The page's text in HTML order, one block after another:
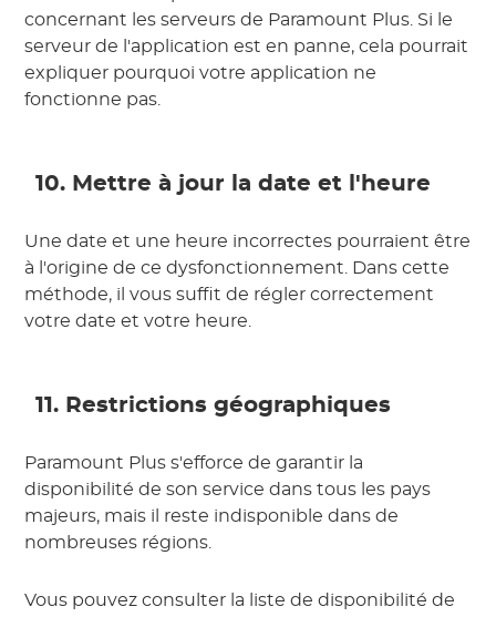
concernant les serveurs de Paramount Plus. Si le
serveur de l'application est en panne, cela pourrait
expliquer pourquoi votre application ne
fonctionne pas.
10. Mettre à jour la date et l'heure
Une date et une heure incorrectes pourraient être
à l'origine de ce dysfonctionnement. Dans cette
méthode, il vous suffit de régler correctement
votre date et votre heure.
11. Restrictions géographiques
Paramount Plus s'efforce de garantir la
disponibilité de son service dans tous les pays
majeurs, mais il reste indisponible dans de
nombreuses régions.
Vous pouvez consulter la liste de disponibilité de